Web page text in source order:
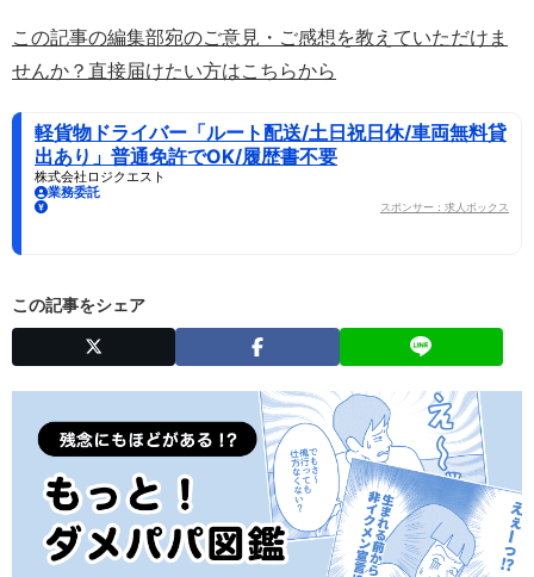
この記事の編集部宛のご意見・ご感想を教えていただけま
せんか？直接届けたい方はこちらから
軽貨物ドライバー「ルート配送/土日祝日休/車両無料貸
出あり」普通免許でOK/履歴書不要
株式会社ロジクエスト
業務委託
スポンサー：求人ボックス
この記事をシェア